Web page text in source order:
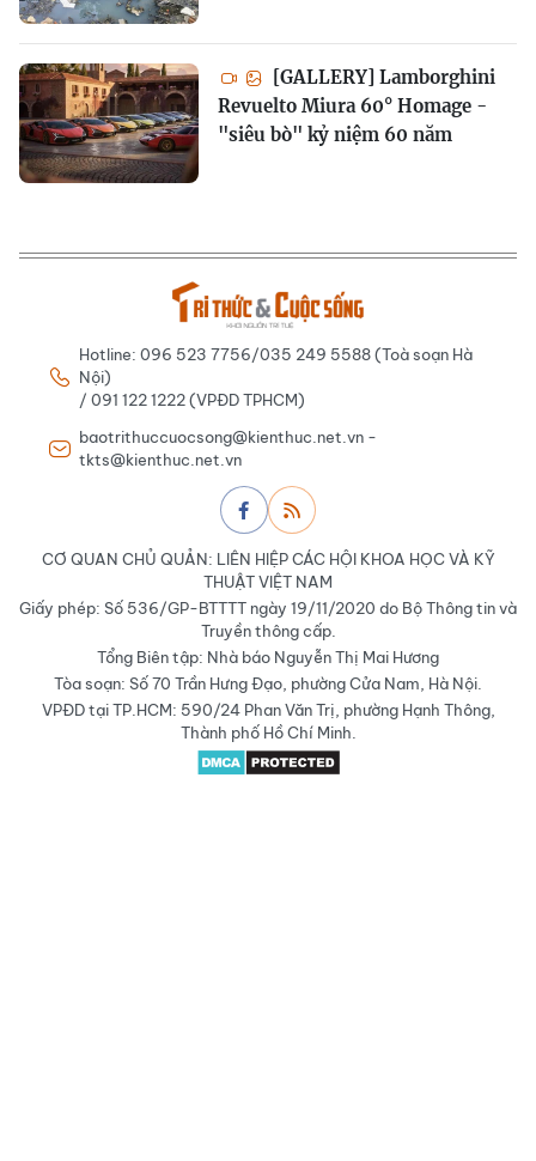
[GALLERY] Lamborghini
Revuelto Miura 60° Homage -
"siêu bò" kỷ niệm 60 năm
Hotline: 096 523 7756/035 249 5588 (Toà soạn Hà
Nội)
/ 091 122 1222 (VPĐD TPHCM)
baotrithuccuocsong@kienthuc.net.vn -
tkts@kienthuc.net.vn
CƠ QUAN CHỦ QUẢN: LIÊN HIỆP CÁC HỘI KHOA HỌC VÀ KỸ
THUẬT VIỆT NAM
Giấy phép: Số 536/GP-BTTTT ngày 19/11/2020 do Bộ Thông tin và
Truyền thông cấp.
Tổng Biên tập: Nhà báo Nguyễn Thị Mai Hương
Tòa soạn: Số 70 Trần Hưng Đạo, phường Cửa Nam, Hà Nội.
VPĐD tại TP.HCM: 590/24 Phan Văn Trị, phường Hạnh Thông,
Thành phố Hồ Chí Minh.